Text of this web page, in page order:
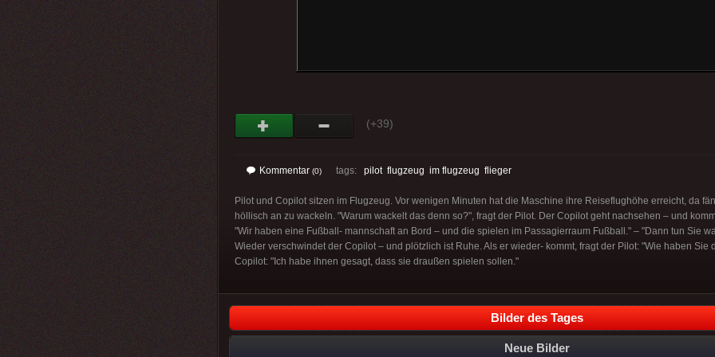
(+39)
Kommentar (0) tags: pilot flugzeug im flugzeug flieger
Pilot und Copilot sitzen im Flugzeug. Vor wenigen Minuten hat die Maschine ihre Reiseflughöhe erreicht, da
höllisch an zu wackeln. "Warum wackelt das denn so?", fragt der Pilot. Der Copilot geht nachsehen – und
"Wir haben eine Fußball- mannschaft an Bord – und die spielen im Passagierraum Fußball." – "Dann tun Sie
Wieder verschwindet der Copilot – und plötzlich ist Ruhe. Als er wieder- kommt, fragt der Pilot: "Wie haben Sie
Copilot: "Ich habe ihnen gesagt, dass sie draußen spielen sollen."
Bilder des Tages
Neue Bilder